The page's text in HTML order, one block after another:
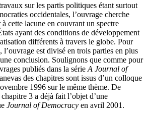
sur les partis politiques étant surtout
occidentales, l’ouvrage cherche
cette lacune en couvrant un spectre
ayant des conditions de développement
différents à travers le globe. Pour
l’ouvrage est divisé en trois parties en plus
conclusion. Soulignons que comme pour
publiés dans la série A Journal of
des chapitres sont issus d’un colloque
1996 sur le même thème. De
3 a déjà fait l’objet d’une
Journal of Democracy en avril 2001.